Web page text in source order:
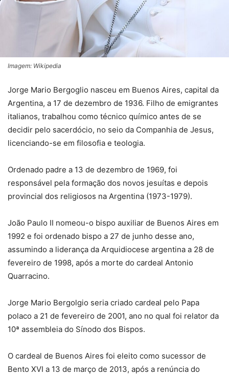
Imagem: Wikipedia
Jorge Mario Bergoglio nasceu em Buenos Aires, capital da
Argentina, a 17 de dezembro de 1936. Filho de emigrantes
italianos, trabalhou como técnico químico antes de se
decidir pelo sacerdócio, no seio da Companhia de Jesus,
licenciando-se em filosofia e teologia.
Ordenado padre a 13 de dezembro de 1969, foi
responsável pela formação dos novos jesuítas e depois
provincial dos religiosos na Argentina (1973-1979).
João Paulo II nomeou-o bispo auxiliar de Buenos Aires em
1992 e foi ordenado bispo a 27 de junho desse ano,
assumindo a liderança da Arquidiocese argentina a 28 de
fevereiro de 1998, após a morte do cardeal Antonio
Quarracino.
Jorge Mario Bergolgio seria criado cardeal pelo Papa
polaco a 21 de fevereiro de 2001, ano no qual foi relator da
10ª assembleia do Sínodo dos Bispos.
O cardeal de Buenos Aires foi eleito como sucessor de
Bento XVI a 13 de março de 2013, após a renúncia do